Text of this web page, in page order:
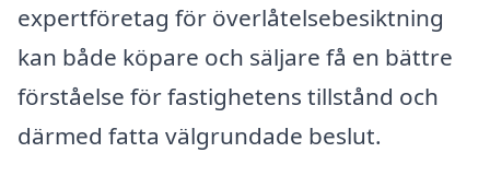
expertföretag för överlåtelsebesiktning
kan både köpare och säljare få en bättre
förståelse för fastighetens tillstånd och
därmed fatta välgrundade beslut.